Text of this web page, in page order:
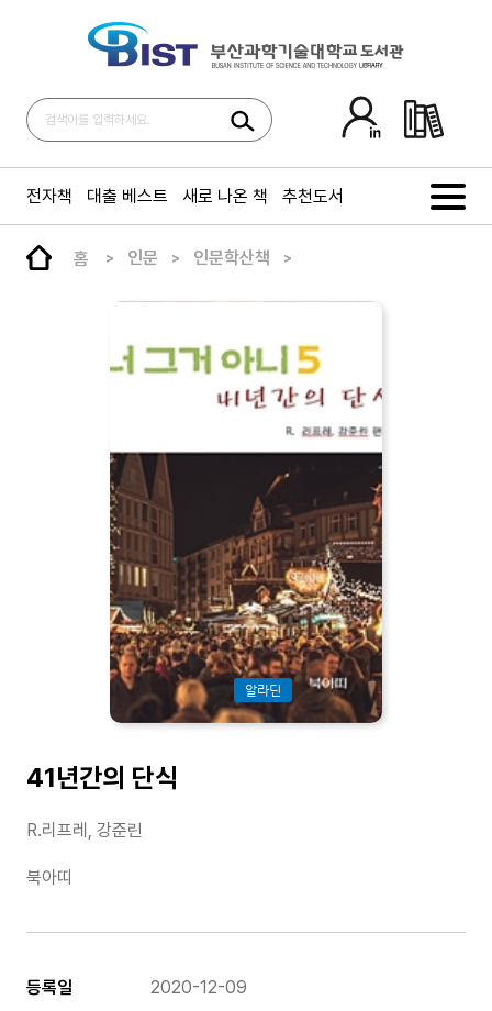
전자책 대출 베스트 새로 나온 책 추천도서
홈 인문 인문학산책
알라딘
41년간의 단식
R.리프레, 강준린
북아띠
등록일
2020-12-09